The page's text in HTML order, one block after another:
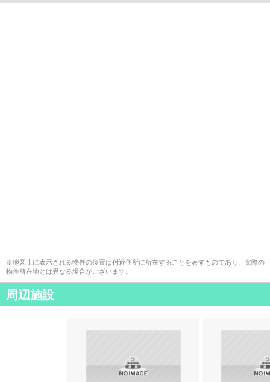
※地図上に表示される物件の位置は付近住所に所在することを表すものであり、実際の
物件所在地とは異なる場合がございます。
周辺施設